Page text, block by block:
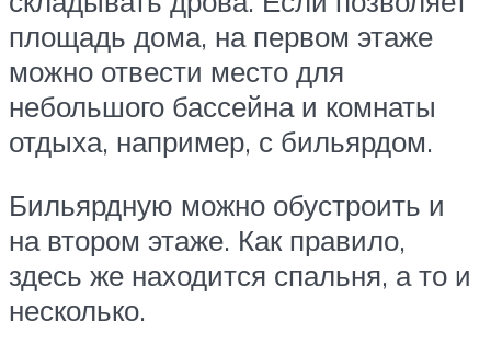
площадь дома, на первом этаже
можно отвести место для
небольшого бассейна и комнаты
отдыха, например, с бильярдом.
Бильярдную можно обустроить и
на втором этаже. Как правило,
здесь же находится спальня, а то и
несколько.